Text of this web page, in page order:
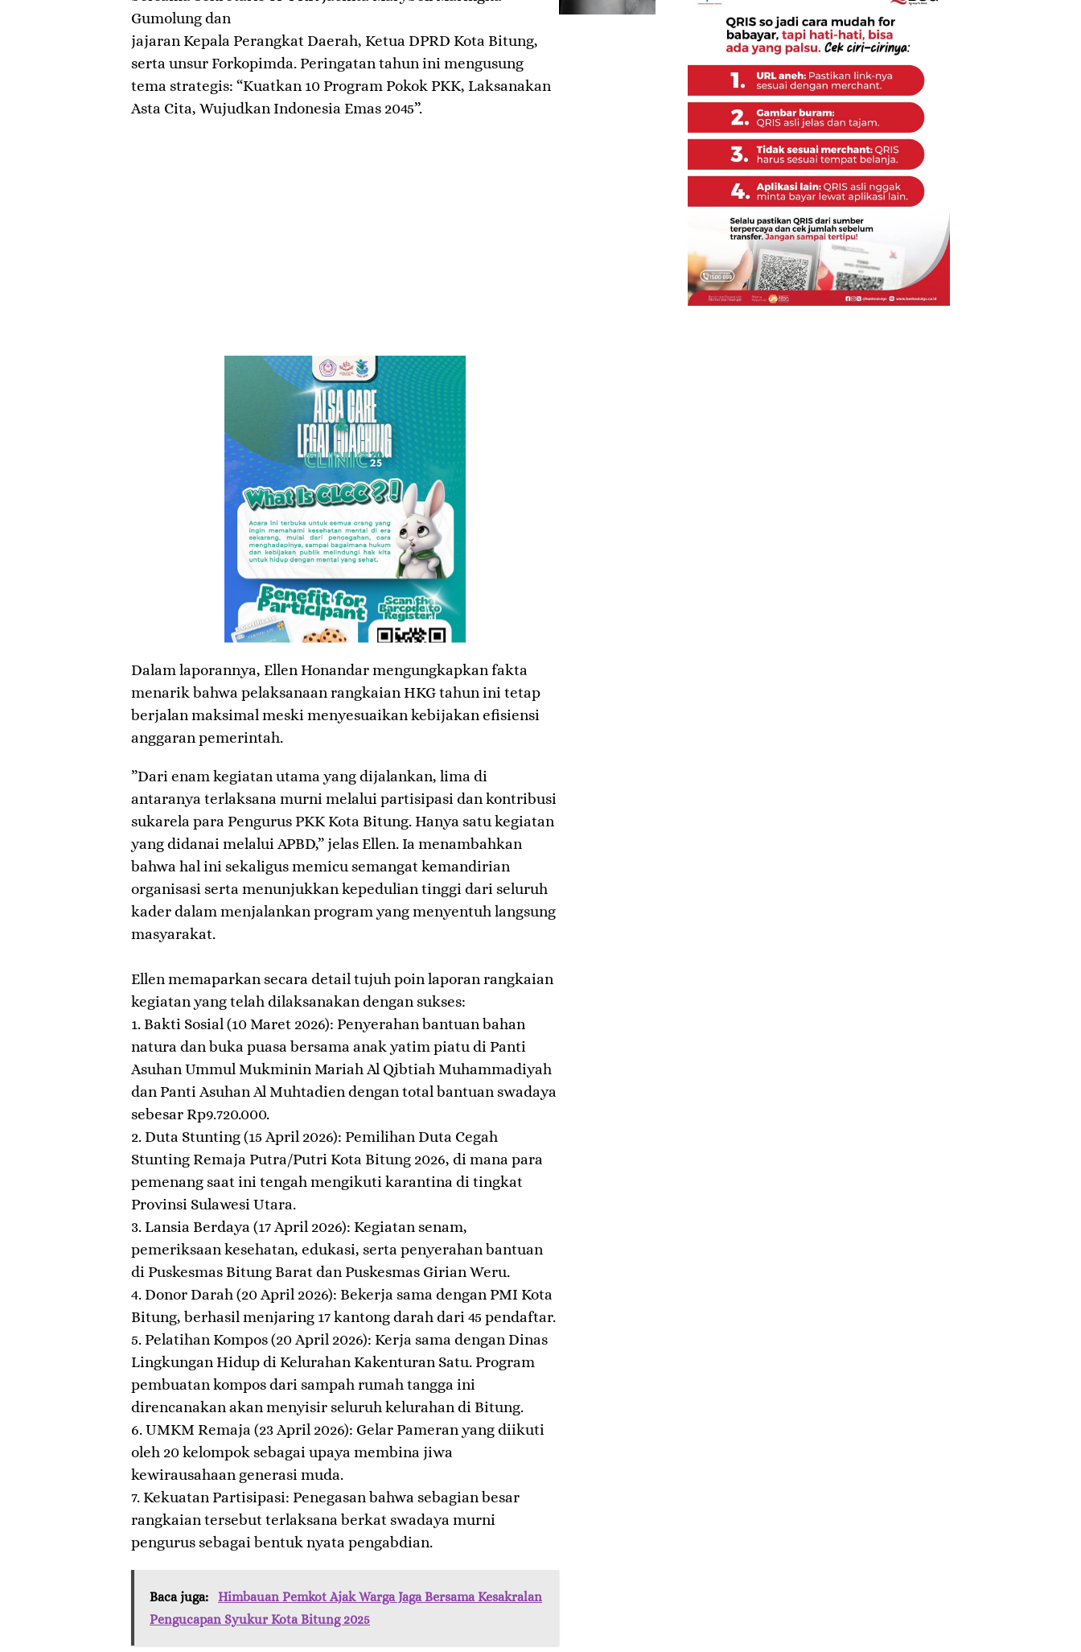
Gumolung dan
jajaran Kepala Perangkat Daerah, Ketua DPRD Kota Bitung,
serta unsur Forkopimda. Peringatan tahun ini mengusung
tema strategis: “Kuatkan 10 Program Pokok PKK, Laksanakan
Asta Cita, Wujudkan Indonesia Emas 2045”.
​Dalam laporannya, Ellen Honandar mengungkapkan fakta
menarik bahwa pelaksanaan rangkaian HKG tahun ini tetap
berjalan maksimal meski menyesuaikan kebijakan efisiensi
anggaran pemerintah.
​”Dari enam kegiatan utama yang dijalankan, lima di
antaranya terlaksana murni melalui partisipasi dan kontribusi
sukarela para Pengurus PKK Kota Bitung. Hanya satu kegiatan
yang didanai melalui APBD,” jelas Ellen. Ia menambahkan
bahwa hal ini sekaligus memicu semangat kemandirian
organisasi serta menunjukkan kepedulian tinggi dari seluruh
kader dalam menjalankan program yang menyentuh langsung
masyarakat.
​Ellen memaparkan secara detail tujuh poin laporan rangkaian
kegiatan yang telah dilaksanakan dengan sukses:
1. ​Bakti Sosial (10 Maret 2026): Penyerahan bantuan bahan
natura dan buka puasa bersama anak yatim piatu di Panti
Asuhan Ummul Mukminin Mariah Al Qibtiah Muhammadiyah
dan Panti Asuhan Al Muhtadien dengan total bantuan swadaya
sebesar Rp9.720.000.
2. ​Duta Stunting (15 April 2026): Pemilihan Duta Cegah
Stunting Remaja Putra/Putri Kota Bitung 2026, di mana para
pemenang saat ini tengah mengikuti karantina di tingkat
Provinsi Sulawesi Utara.
3. ​Lansia Berdaya (17 April 2026): Kegiatan senam,
pemeriksaan kesehatan, edukasi, serta penyerahan bantuan
di Puskesmas Bitung Barat dan Puskesmas Girian Weru.
4. ​Donor Darah (20 April 2026): Bekerja sama dengan PMI Kota
Bitung, berhasil menjaring 17 kantong darah dari 45 pendaftar.
5. ​Pelatihan Kompos (20 April 2026): Kerja sama dengan Dinas
Lingkungan Hidup di Kelurahan Kakenturan Satu. Program
pembuatan kompos dari sampah rumah tangga ini
direncanakan akan menyisir seluruh kelurahan di Bitung.
6. ​UMKM Remaja (23 April 2026): Gelar Pameran yang diikuti
oleh 20 kelompok sebagai upaya membina jiwa
kewirausahaan generasi muda.
7. ​Kekuatan Partisipasi: Penegasan bahwa sebagian besar
rangkaian tersebut terlaksana berkat swadaya murni
pengurus sebagai bentuk nyata pengabdian.
Baca juga:
Himbauan Pemkot Ajak Warga Jaga Bersama Kesakralan
Pengucapan Syukur Kota Bitung 2025